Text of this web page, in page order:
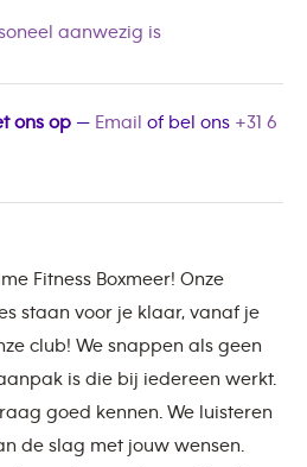
aanwezig is
ons op — Email of bel ons +31 6
Fitness Boxmeer! Onze
staan voor je klaar, vanaf je
club! We snappen als geen
is die bij iedereen werkt.
goed kennen. We luisteren
de slag met jouw wensen.